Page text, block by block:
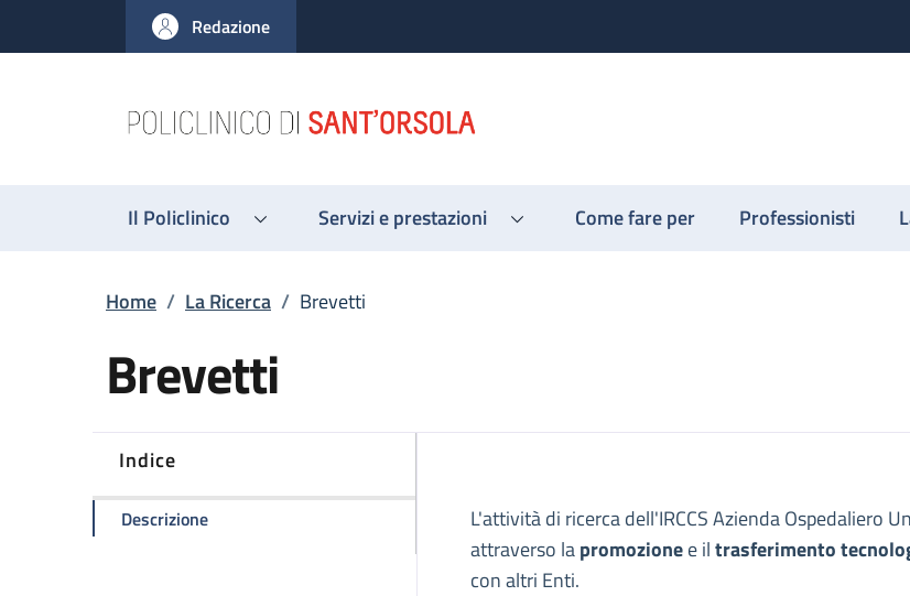
al contenuto principale
to footer content
Redazione
Il Policlinico Servizi e prestazioni Come fare per Professionisti
Briciole di pane
Home / La Ricerca / Brevetti
Brevetti
Indice
Descrizionedella pagina Brevetti Descrizione
L'attività di ricerca dell'IRCCS Azienda Ospedaliero
attraverso lapromozionee iltrasferimento
con altri Enti.